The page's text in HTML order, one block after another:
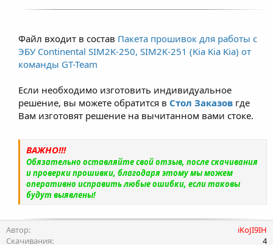
крутящему моменту составляет примерно
7–12% и зависит от состояния двигателя,
условий эксплуатации и типа
Файл входит в состав Пакета прошивок для работы с
ЭБУ Continental SIM2K-250, SIM2K-251 (Kia Kia Kia) от
команды GT-Team
Если необходимо изготовить индивидуальное
решение, вы можете обратится в Стол Заказов где
Вам изготовят решение на вычитанном вами стоке.
ВАЖНО!!!
Обязательно оставляйте свой отзыв, после скачивания
и проверки прошивки, благодаря этому мы можем
оперативно исправить любые ошибки, если таковы
будут выявлены!
Автор
iKoJI9IH
Скачивания
4